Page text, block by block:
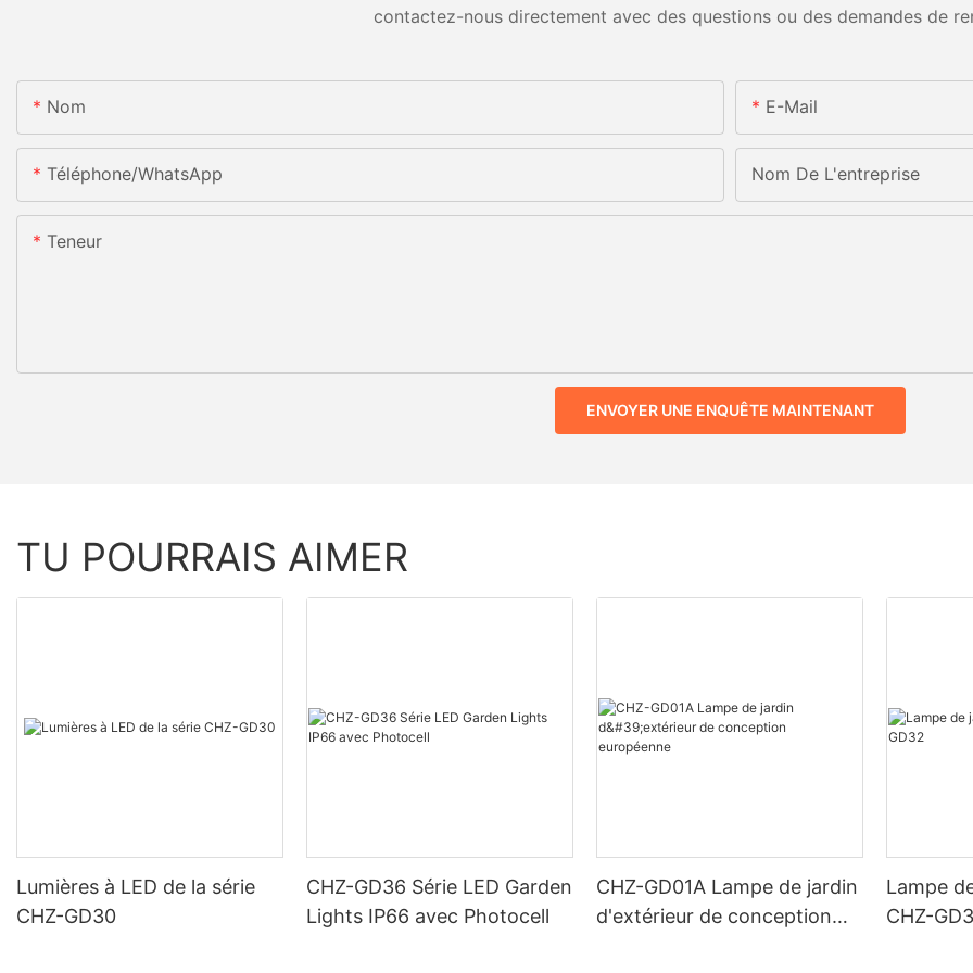
contactez-nous directement avec des questions ou des demandes de
Nom E-Mail
Téléphone/WhatsApp Nom De L'entreprise
Teneur
ENVOYER UNE ENQUÊTE MAINTENANT
TU POURRAIS AIMER
Lumières à LED de la série
CHZ-GD30
CHZ-GD36 Série LED Garden
Lights IP66 avec Photocell
CHZ-GD01A Lampe de jardin
d'extérieur de conception
Lampe
CHZ-